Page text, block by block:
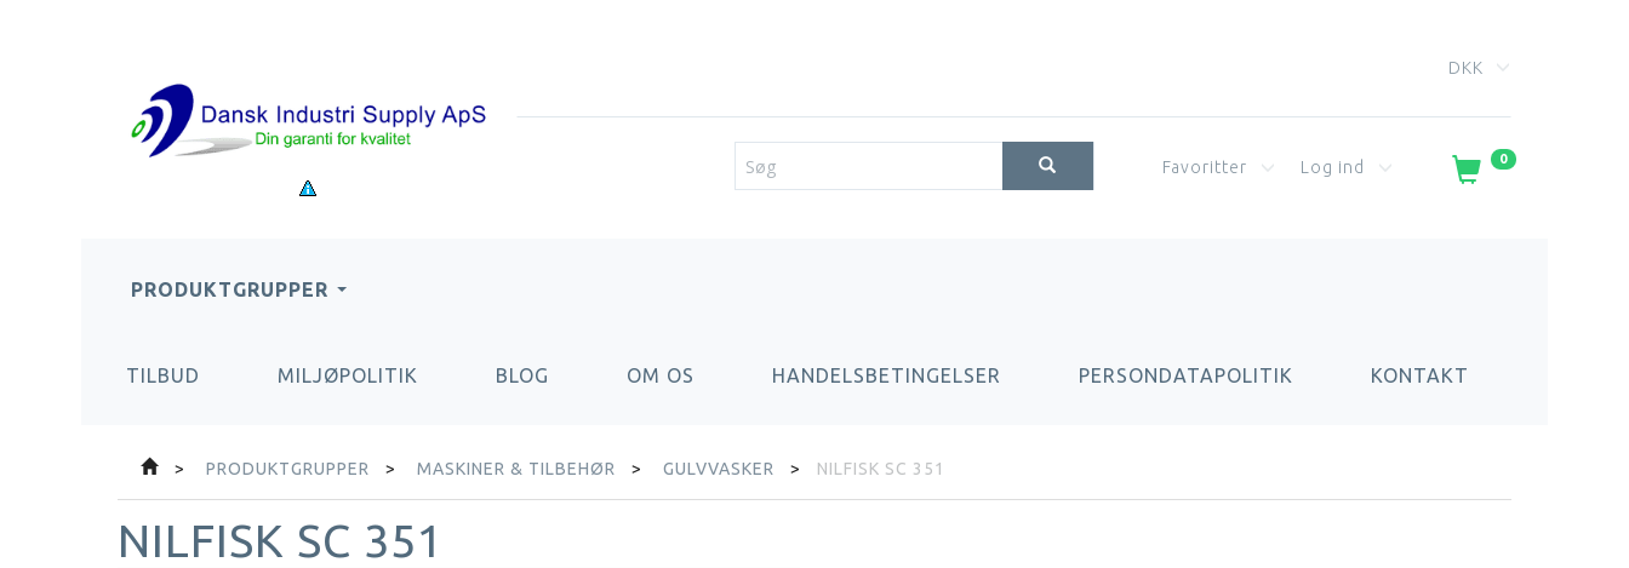
DKK
0
Favoritter Log ind
PRODUKTGRUPPER
TILBUD MILJØPOLITIK BLOG OM OS HANDELSBETINGELSER PERSONDATAPOLITIK KONTAKT
PRODUKTGRUPPER MASKINER & TILBEHØR GULVVASKER NILFISK SC 351
NILFISK SC 351